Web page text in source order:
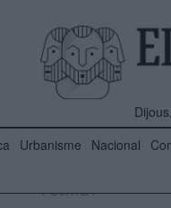
Urbanisme Nacional
POLÍTICA